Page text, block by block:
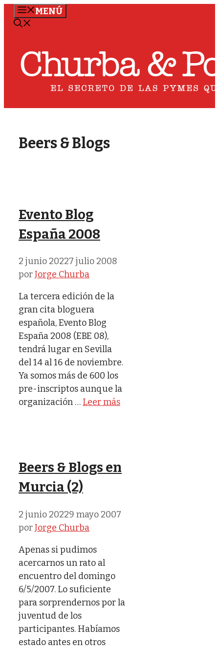
Saltar
MENÚ
Beers & Blogs
Evento Blog
España 2008
2 junio 20227 julio 2008
porJorge Churba
La tercera edición de la
gran cita bloguera
española, Evento Blog
España 2008 (EBE 08),
tendrá lugar en Sevilla
del 14 al 16 de noviembre.
Ya somos más de 600 los
pre-inscriptos aunque la
organización … Leer más
Beers & Blogs en
Murcia (2)
2 junio 20229 mayo 2007
porJorge Churba
Apenas si pudimos
acercarnos un rato al
encuentro del domingo
6/5/2007. Lo suficiente
para sorprendernos por la
juventud de los
participantes. Habíamos
estado antes en otros